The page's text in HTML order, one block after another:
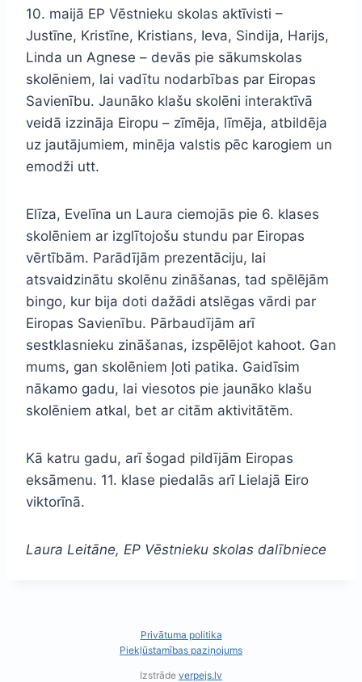
10. maijā EP Vēstnieku skolas aktīvisti –
Justīne, Kristīne, Kristians, Ieva, Sindija, Harijs,
Linda un Agnese – devās pie sākumskolas
skolēniem, lai vadītu nodarbības par Eiropas
Savienību. Jaunāko klašu skolēni interaktīvā
veidā izzināja Eiropu – zīmēja, līmēja, atbildēja
uz jautājumiem, minēja valstis pēc karogiem un
emodži utt.
Elīza, Evelīna un Laura ciemojās pie 6. klases
skolēniem ar izglītojošu stundu par Eiropas
vērtībām. Parādījām prezentāciju, lai
atsvaidzinātu skolēnu zināšanas, tad spēlējām
bingo, kur bija doti dažādi atslēgas vārdi par
Eiropas Savienību. Pārbaudījām arī
sestklasnieku zināšanas, izspēlējot kahoot. Gan
mums, gan skolēniem ļoti patika. Gaidīsim
nākamo gadu, lai viesotos pie jaunāko klašu
skolēniem atkal, bet ar citām aktivitātēm.
Kā katru gadu, arī šogad pildījām Eiropas
eksāmenu. 11. klase piedalās arī Lielajā Eiro
viktorīnā.
Laura Leitāne, EP Vēstnieku skolas dalībniece
Privātuma politika
Piekļūstamības paziņojums
Izstrāde verpejs.lv